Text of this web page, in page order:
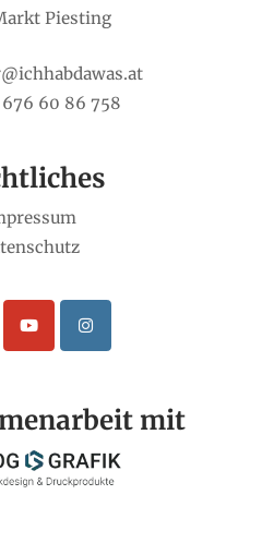
Piesting
60 86 758
mit